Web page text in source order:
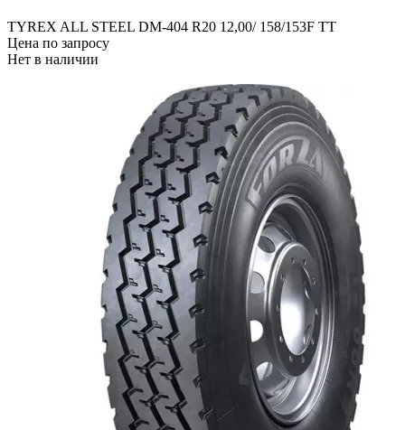
TYREX ALL STEEL DM-404 R20 12,00/ 158/153F TT
Цена по запросу
Нет в наличии